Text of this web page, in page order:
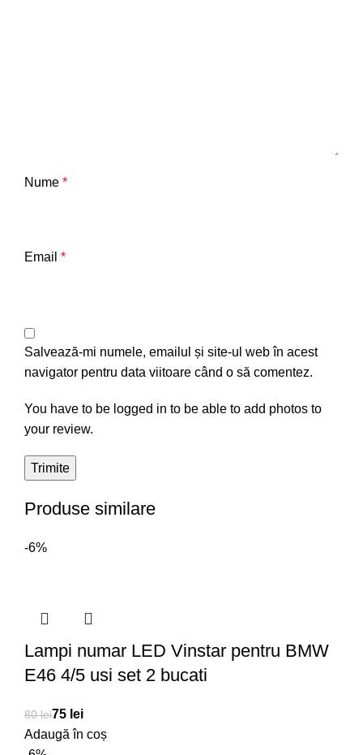
Nume *
Email *
Salvează-mi numele, emailul și site-ul web în acest
navigator pentru data viitoare când o să comentez.
You have to be logged in to be able to add photos to
your review.
Produse similare
-6%
Lampi numar LED Vinstar pentru BMW
E46 4/5 usi set 2 bucati
80lei75 lei
Adaugă în coș